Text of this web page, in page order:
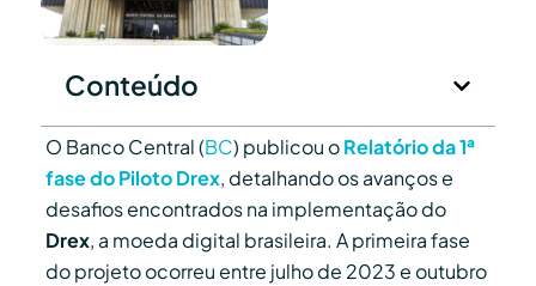
Conteúdo
O Banco Central (BC) publicou oRelatório da 1ª
fase do Piloto Drex, detalhando os avanços e
desafios encontrados na implementação do
Drex, a moeda digital brasileira. A primeira fase
do projeto ocorreu entre julho de 2023 e outubro